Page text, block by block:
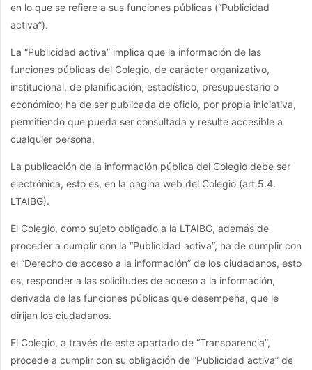
en lo que se refiere a sus funciones públicas (“Publicidad
activa”).
La “Publicidad activa” implica que la información de las
funciones públicas del Colegio, de carácter organizativo,
institucional, de planificación, estadístico, presupuestario o
económico; ha de ser publicada de oficio, por propia iniciativa,
permitiendo que pueda ser consultada y resulte accesible a
cualquier persona.
La publicación de la información pública del Colegio debe ser
electrónica, esto es, en la pagina web del Colegio (art.5.4.
LTAIBG).
El Colegio, como sujeto obligado a la LTAIBG, además de
proceder a cumplir con la “Publicidad activa”, ha de cumplir con
el “Derecho de acceso a la información” de los ciudadanos, esto
es, responder a las solicitudes de acceso a la información,
derivada de las funciones públicas que desempeña, que le
dirijan los ciudadanos.
El Colegio, a través de este apartado de “Transparencia”,
procede a cumplir con su obligación de “Publicidad activa” de